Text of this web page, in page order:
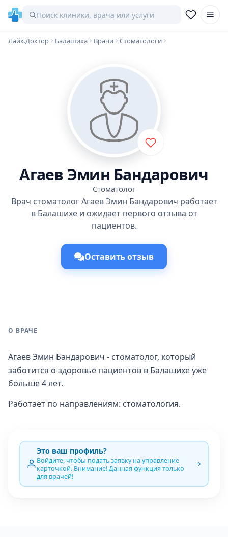
Лайк.Доктор Балашиха Врачи Стоматологи
Агаев Эмин Бандарович
Стоматолог
Врач стоматолог Агаев Эмин Бандарович работает
в Балашихе и ожидает первого отзыва от
пациентов.
Оставить отзыв
О ВРАЧЕ
Агаев Эмин Бандарович - стоматолог, который
заботится о здоровье пациентов в Балашихе уже
больше 4 лет.
Работает по направлениям: стоматология.
Это ваш профиль?
Войдите, чтобы подать заявку на управление
карточкой. Внимание! Данная функция только
для врачей!